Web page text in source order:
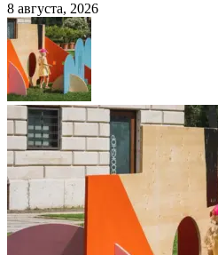
8 августа, 2026